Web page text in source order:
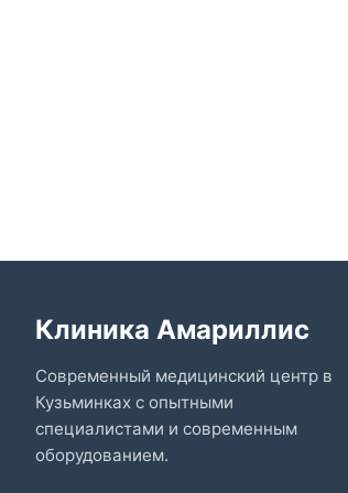
Клиника Амариллис
Современный медицинский центр в
Кузьминках с опытными
специалистами и современным
оборудованием.